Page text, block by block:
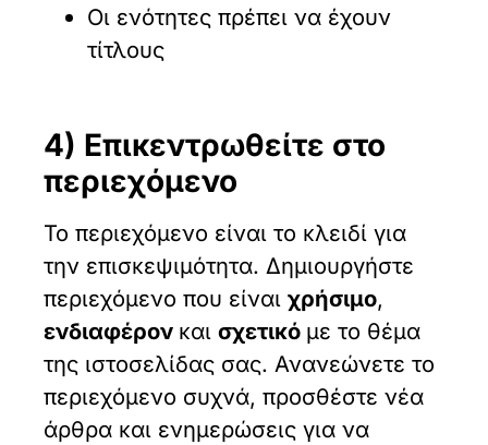
Οι ενότητες πρέπει να έχουν
τίτλους
4) Επικεντρωθείτε στο
περιεχόμενο
Το περιεχόμενο είναι το κλειδί για
την επισκεψιμότητα. Δημιουργήστε
περιεχόμενο που είναιχρήσιμο,
ενδιαφέρον καισχετικό με το θέμα
της ιστοσελίδας σας. Ανανεώνετε το
περιεχόμενο συχνά, προσθέστε νέα
άρθρα και ενημερώσεις για να